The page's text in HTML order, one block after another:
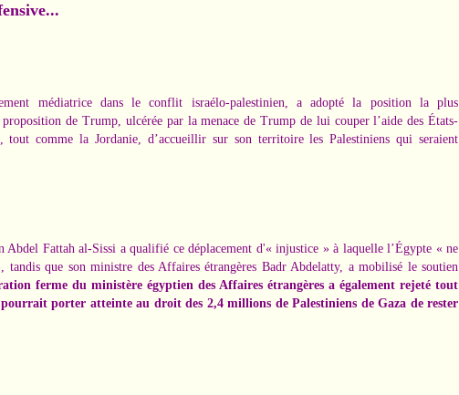
médiatrice dans le conflit israélo-palestinien, a adopté la position la plus
de Trump, ulcérée par la menace de Trump de lui couper l’aide des États-
comme la Jordanie, d’accueillir sur son territoire les Palestiniens qui seraient
Abdel Fattah al-Sissi a qualifié ce déplacement d'« injustice » à laquelle l’Égypte « ne
tandis que son ministre des Affaires étrangères Badr Abdelatty, a mobilisé le soutien
ferme du ministère égyptien des Affaires étrangères a également rejeté tout
porter atteinte au droit des 2,4 millions de Palestiniens de Gaza de rester